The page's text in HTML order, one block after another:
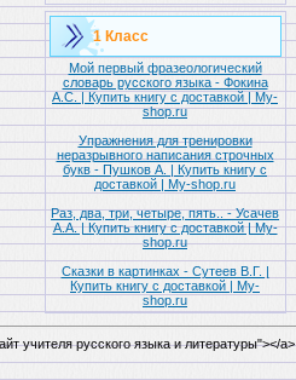
1 Класс
Мой первый фразеологический
словарь русского языка - Фокина
А.С. | Купить книгу с доставкой | My-
shop.ru
Упражнения для тренировки
неразрывного написания строчных
букв - Пушков А. | Купить книгу с
доставкой | My-shop.ru
Раз, два, три, четыре, пять.. - Усачев
А.А. | Купить книгу с доставкой | My-
shop.ru
Сказки в картинках - Сутеев В.Г. |
Купить книгу с доставкой | My-
shop.ru
учителя русского языка и литературы"></a>